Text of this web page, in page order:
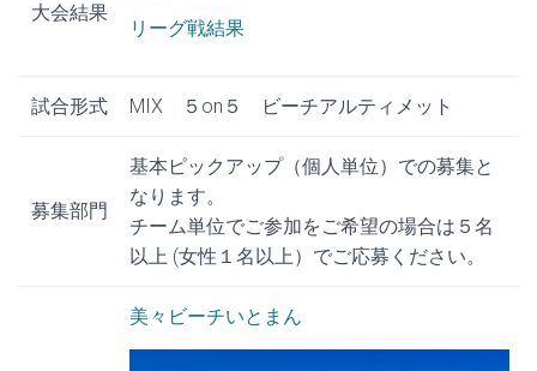
大会結果
リーグ戦結果
試合形式 MIX ５on５ ビーチアルティメット
募集部門
基本ピックアップ（個人単位）での募集と
なります。
チーム単位でご参加をご希望の場合は５名
以上 (女性１名以上）でご応募ください。
美々ビーチいとまん